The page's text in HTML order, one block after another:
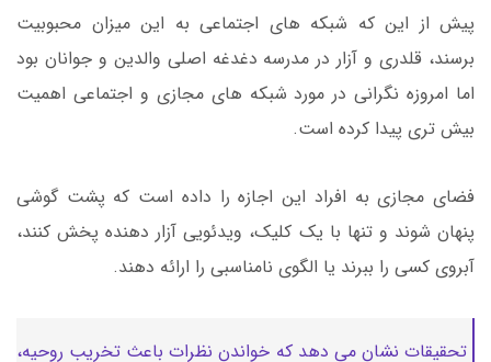
پیش از این که شبکه های اجتماعی به این میزان محبوبیت
برسند، قلدری و آزار در مدرسه دغدغه اصلی والدین و جوانان بود
اما امروزه نگرانی در مورد شبکه های مجازی و اجتماعی اهمیت
بیش تری پیدا کرده است.
فضای مجازی به افراد این اجازه را داده است که پشت گوشی
پنهان شوند و تنها با یک کلیک، ویدئویی آزار دهنده پخش کنند،
آبروی کسی را ببرند یا الگوی نامناسبی را ارائه دهند.
تحقیقات نشان می دهد که خواندن نظرات باعث تخریب روحیه،